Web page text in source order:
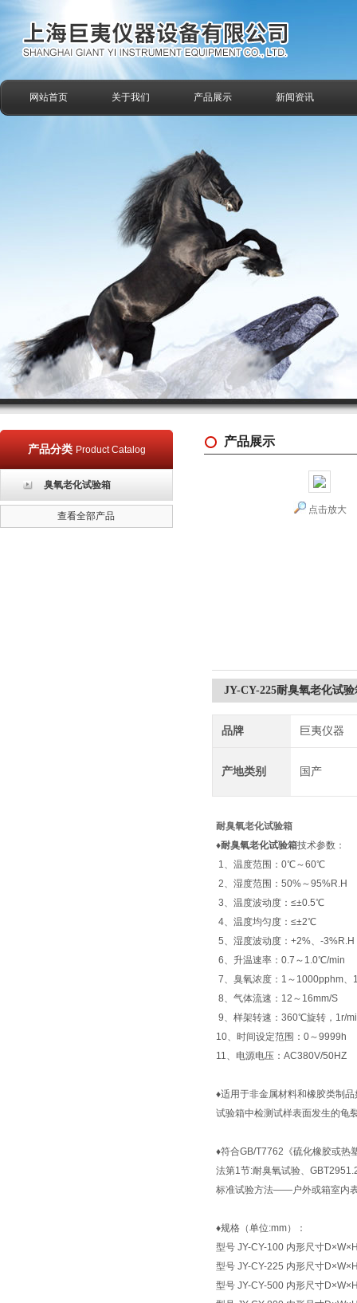
网站首页 关于我们 产品展示 新闻资讯
产品分类 Product Catalog
臭氧老化试验箱
查看全部产品
产品展示
点击放大
JY-CY-225耐臭氧老化试验
品牌 巨夷仪器
产地类别 国产
耐臭氧老化试验箱
♦耐臭氧老化试验箱技术参数：
1、温度范围：0℃～60℃
2、湿度范围：50%～95%R.H
3、温度波动度：≤±0.5℃
4、温度均匀度：≤±2℃
5、湿度波动度：+2%、-3%R.H
6、升温速率：0.7～1.0℃/min
7、臭氧浓度：1～1000pphm、
8、气体流速：12～16mm/S
9、样架转速：360℃旋转，1r/
10、时间设定范围：0～9999h
11、电源电压：AC380V/50HZ
♦适用于非金属材料和橡胶类制
试验箱中检测试样表面发生的龟
♦符合GB/T7762《硫化橡胶或热
法第1节:耐臭氧试验、
标准试验方法——户外或箱室内
♦规格（单位:mm）：
型号 JY-CY-100 内形尺寸
型号 JY-CY-225 内形尺寸
型号 JY-CY-500 内形尺寸